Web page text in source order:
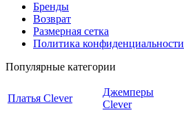
Бренды
Возврат
Размерная сетка
Политика конфиденциальности
Популярные категории
Платья Clever
Джемперы
Clever